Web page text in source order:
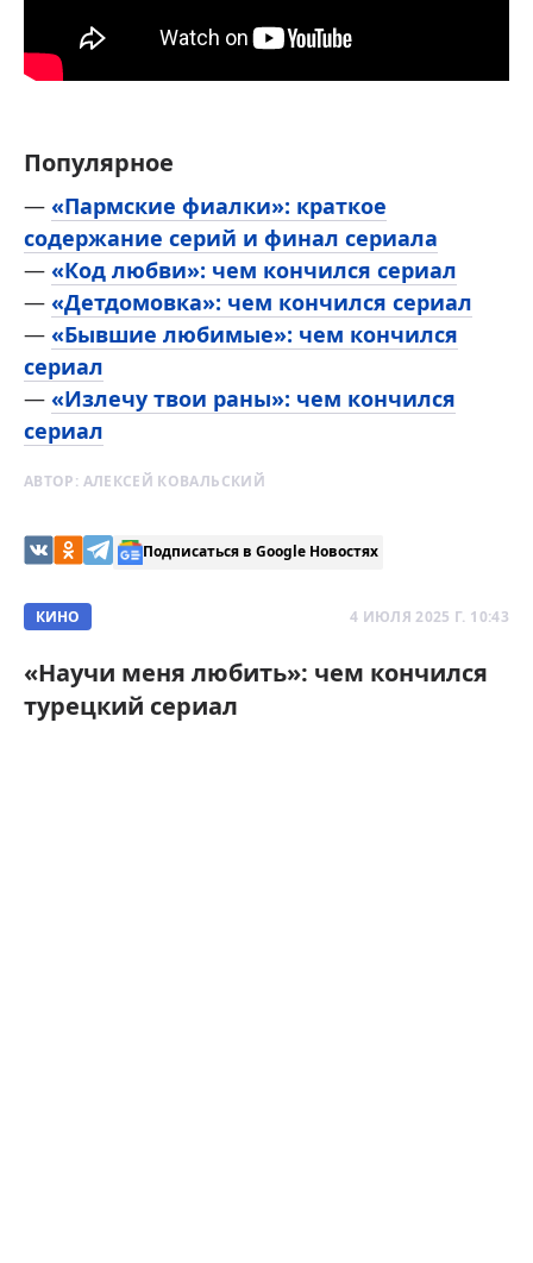
Популярное
— «Пармские фиалки»: краткое
содержание серий и финал сериала
— «Код любви»: чем кончился сериал
— «Детдомовка»: чем кончился сериал
— «Бывшие любимые»: чем кончился
сериал
— «Излечу твои раны»: чем кончился
сериал
АВТОР: АЛЕКСЕЙ КОВАЛЬСКИЙ
Подписаться в Google Новостях
КИНО 4 ИЮЛЯ 2025 Г. 10:43
«Научи меня любить»: чем кончился
турецкий сериал